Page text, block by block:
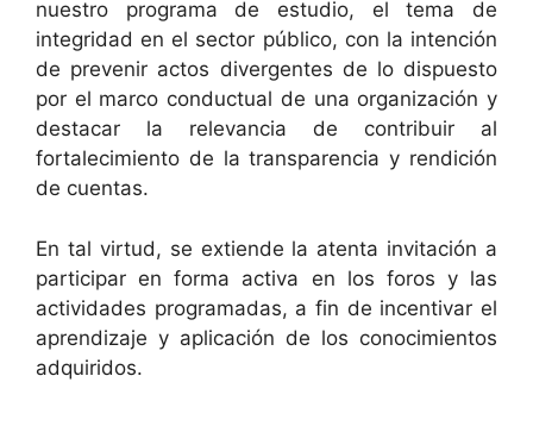
nuestro programa de estudio, el tema de
integridad en el sector público, con la intención
de prevenir actos divergentes de lo dispuesto
por el marco conductual de una organización y
destacar la relevancia de contribuir al
fortalecimiento de la transparencia y rendición
de cuentas.
En tal virtud, se extiende la atenta invitación a
participar en forma activa en los foros y las
actividades programadas, a fin de incentivar el
aprendizaje y aplicación de los conocimientos
adquiridos.